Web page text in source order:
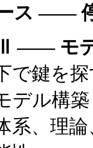
ス ——
—— モ
鍵を探
構築：
理論